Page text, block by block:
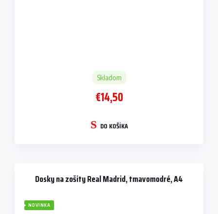
Skladom
€14,50
DO KOŠÍKA
Dosky na zošity Real Madrid, tmavomodré, A4
NOVINKA